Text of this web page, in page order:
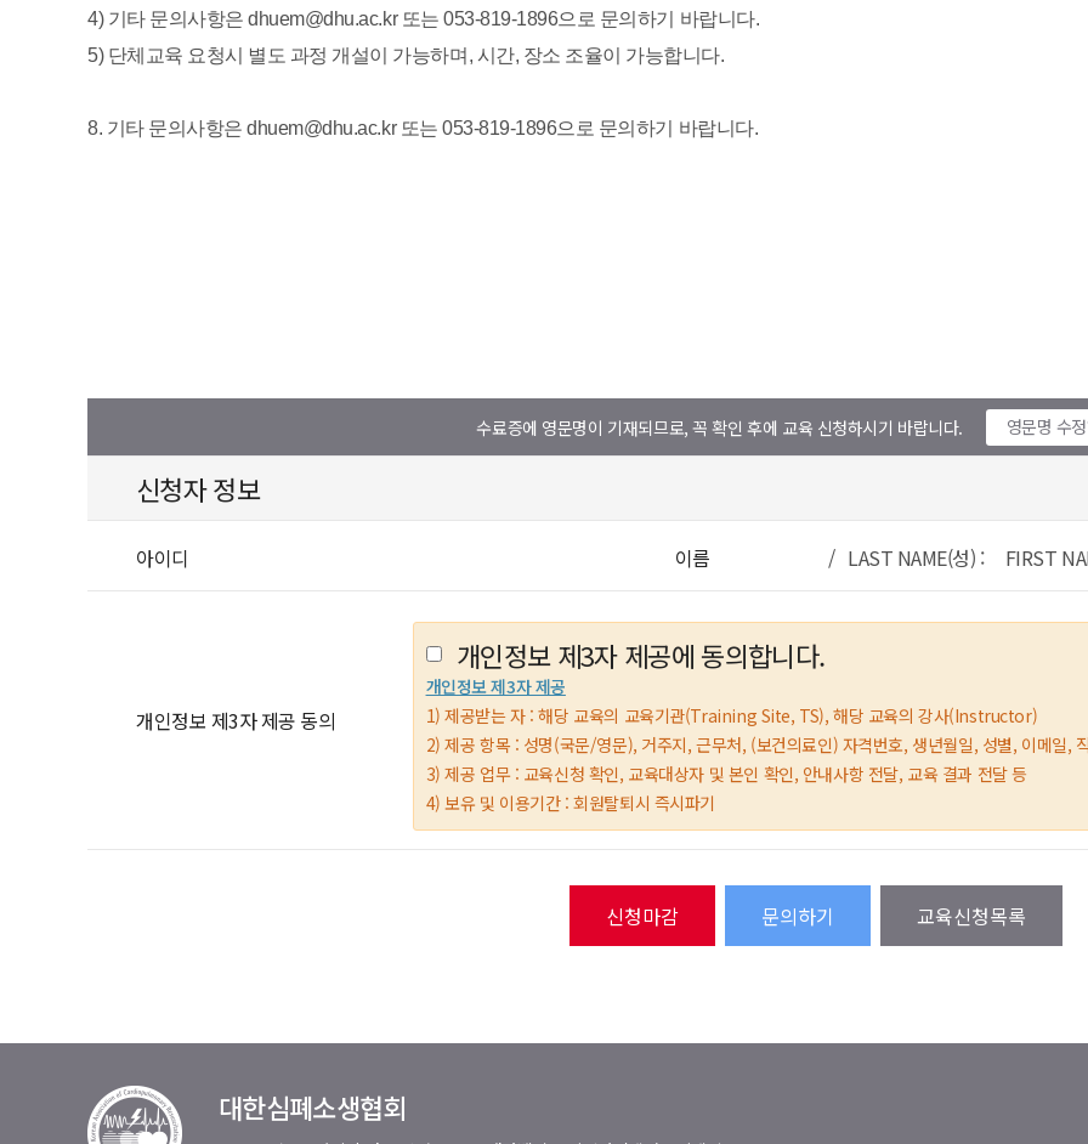
수료증에 영문명이 기재되므로, 꼭 확인 후에 교육 신청하시기 바랍니다. 영문명 수
신청자 정보
아이디 이름 / LAST NAME(성) : FIRST
개인정보 제3자 제공 동의
개인정보 제3자 제공에 동의합니다.
개인정보 제3자 제공
1) 제공받는 자 : 해당 교육의 교육기관(Training Site, TS), 해당 교육의 강사(Instructor)
2) 제공 항목 : 성명(국문/영문), 거주지, 근무처, (보건의료인) 자격번호, 생년월일, 성별, 이메일,
3) 제공 업무 : 교육신청 확인, 교육대상자 및 본인 확인, 안내사항 전달, 교육 결과 전달 등
4) 보유 및 이용기간 : 회원탈퇴시 즉시파기
문의하기 교육신청목록
대한심폐소생협회